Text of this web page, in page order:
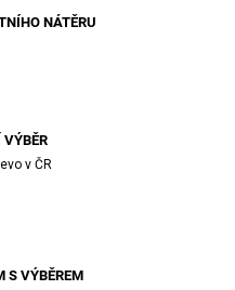
NÁTĚRU
VÝBĚR
v ČR
S VÝBĚREM